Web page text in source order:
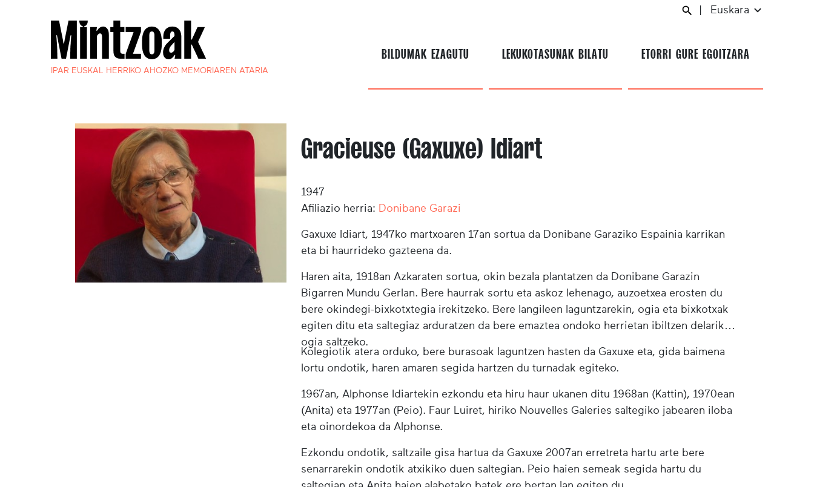
IPAR EUSKAL HERRIKO AHOZKO MEMORIAREN ATARIA
Euskara
BILDUMAK EZAGUTU LEKUKOTASUNAK BILATU ETORRI GURE EGOITZARA
Gracieuse (Gaxuxe) Idiart
1947
Afiliazio herria: Donibane Garazi
Gaxuxe Idiart, 1947ko martxoaren 17an sortua da Donibane Garaziko Espainia karrikan
eta bi haurrideko gazteena da.
Haren aita, 1918an Azkaraten sortua, okin bezala plantatzen da Donibane Garazin
Bigarren Mundu Gerlan. Bere haurrak sortu eta askoz lehenago, auzoetxea erosten du
bere okindegi-bixkotxtegia irekitzeko. Bere langileen laguntzarekin, ogia eta bixkotxak
egiten ditu eta saltegiaz arduratzen da bere emaztea ondoko herrietan ibiltzen delarik
ogia saltzeko.
Kolegiotik atera orduko, bere burasoak laguntzen hasten da Gaxuxe eta, gida baimena
lortu ondotik, haren amaren segida hartzen du turnadak egiteko.
1967an, Alphonse Idiartekin ezkondu eta hiru haur ukanen ditu 1968an (Kattin), 1970ean
(Anita) eta 1977an (Peio). Faur Luiret, hiriko Nouvelles Galeries saltegiko jabearen iloba
eta oinordekoa da Alphonse.
Ezkondu ondotik, saltzaile gisa hartua da Gaxuxe 2007an erretreta hartu arte bere
senarrarekin ondotik atxikiko duen saltegian. Peio haien semeak segida hartu du